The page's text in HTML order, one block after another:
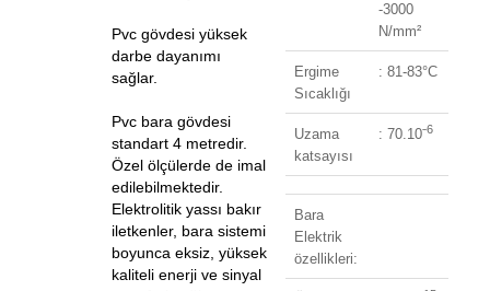
Pvc gövdesi yüksek
darbe dayanımı
sağlar.
Pvc bara gövdesi
standart 4 metredir.
Özel ölçülerde de imal
edilebilmektedir.
Elektrolitik yassı bakır
iletkenler, bara sistemi
boyunca eksiz, yüksek
kaliteli enerji ve sinyal
-3000
N/mm²
Ergime
Sıcaklığı
: 81-83°C
Uzama
katsayısı
: 70.10ˉ6
Bara
Elektrik
özellikleri: